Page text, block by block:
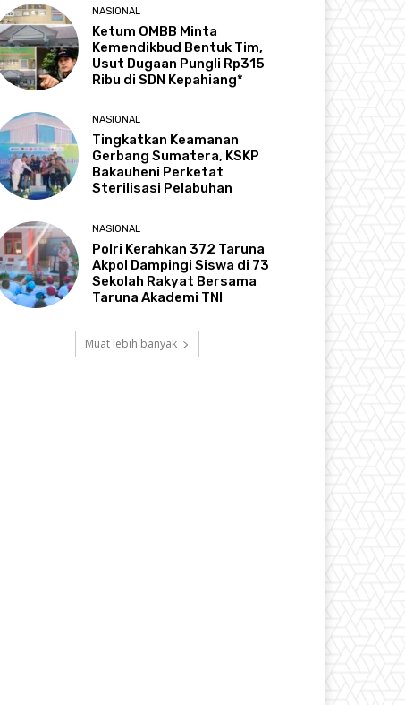
NASIONAL
Ketum OMBB Minta
Kemendikbud Bentuk Tim,
Usut Dugaan Pungli Rp315
Ribu di SDN Kepahiang*
NASIONAL
Tingkatkan Keamanan
Gerbang Sumatera, KSKP
Bakauheni Perketat
Sterilisasi Pelabuhan
NASIONAL
Polri Kerahkan 372 Taruna
Akpol Dampingi Siswa di 73
Sekolah Rakyat Bersama
Taruna Akademi TNI
Muat lebih banyak